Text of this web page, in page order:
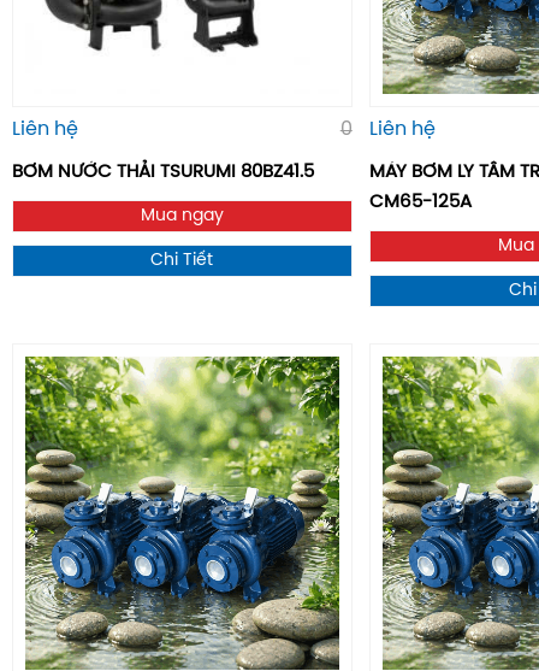
Liên hệ 0
BƠM NƯỚC THẢI TSURUMI 80BZ41.5
Mua ngay
Chi Tiết
Liên hệ
MÁY BƠM LY TÂM
CM65-125A